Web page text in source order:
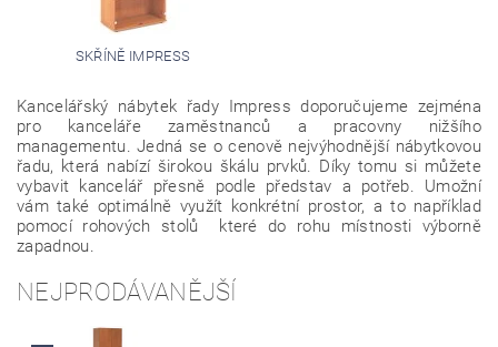
SKŘÍNĚ IMPRESS
Kancelářský nábytek řady Impress doporučujeme zejména
pro kanceláře zaměstnanců a pracovny nižšího
managementu. Jedná se o cenově nejvýhodnější nábytkovou
řadu, která nabízí širokou škálu prvků. Díky tomu si můžete
vybavit kancelář přesně podle představ a potřeb. Umožní
vám také optimálně využít konkrétní prostor, a to například
pomocí rohových stolů které do rohu místnosti výborně
zapadnou.
NEJPRODÁVANĚJŠÍ